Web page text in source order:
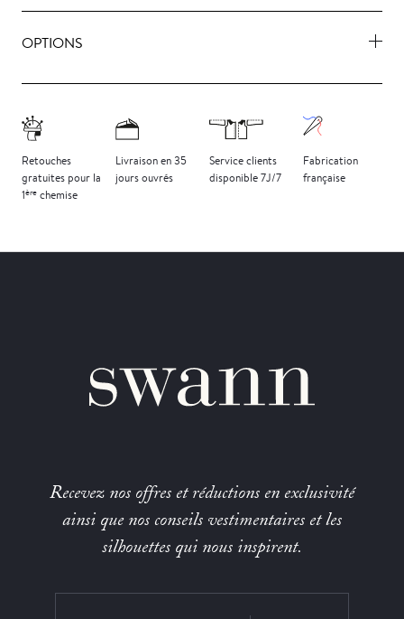
OPTIONS
Retouches
gratuites pour la
1ère chemise
Livraison en 35
jours ouvrés
Service clients
disponible 7J/7
Fabrication
française
Recevez nos offres et réductions en exclusivité
ainsi que nos conseils vestimentaires et les
silhouettes qui nous inspirent.